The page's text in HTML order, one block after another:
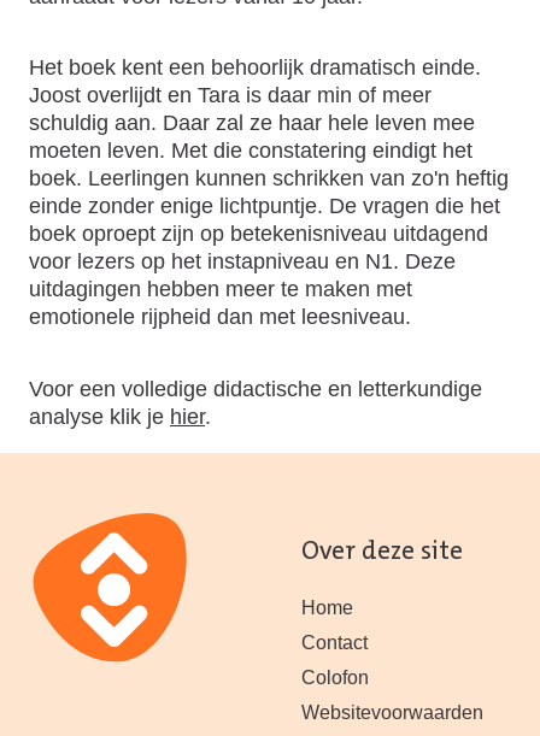
Het boek kent een behoorlijk dramatisch einde.
Joost overlijdt en Tara is daar min of meer
schuldig aan. Daar zal ze haar hele leven mee
moeten leven. Met die constatering eindigt het
boek. Leerlingen kunnen schrikken van zo'n heftig
einde zonder enige lichtpuntje. De vragen die het
boek oproept zijn op betekenisniveau uitdagend
voor lezers op het instapniveau en N1. Deze
uitdagingen hebben meer te maken met
emotionele rijpheid dan met leesniveau.
Voor een volledige didactische en letterkundige
analyse klik je hier.
Over deze site
Home
Contact
Colofon
Websitevoorwaarden